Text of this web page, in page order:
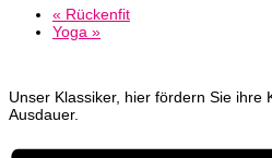
« Rückenfit
Yoga »
Unser Klassiker, hier fördern Sie ihre
Ausdauer.